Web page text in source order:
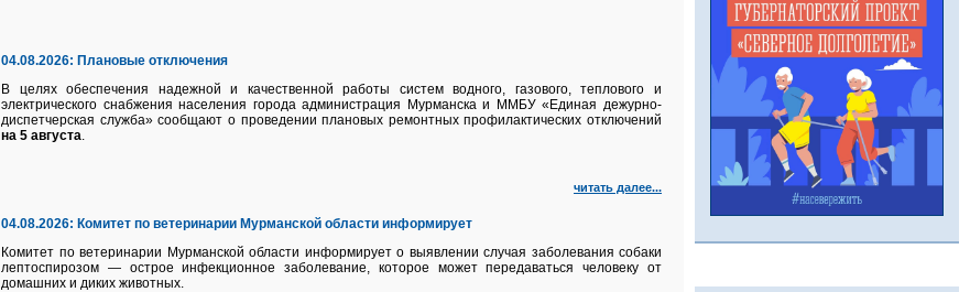
04.08.2026: Плановые отключения
В целях обеспечения надежной и качественной работы систем водного, газового, теплового и
электрического снабжения населения города администрация Мурманска и ММБУ «Единая дежурно-
диспетчерская служба» сообщают о проведении плановых ремонтных профилактических отключений
на 5 августа.
читать далее...
04.08.2026: Комитет по ветеринарии Мурманской области информирует
Комитет по ветеринарии Мурманской области информирует о выявлении случая заболевания собаки
лептоспирозом — острое инфекционное заболевание, которое может передаваться человеку от
домашних и диких животных.